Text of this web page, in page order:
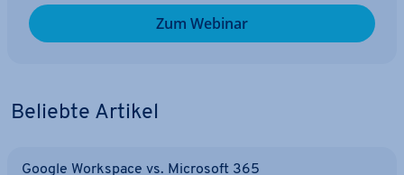
Zum Webinar
Beliebte Artikel
Google Workspace vs. Microsoft 365